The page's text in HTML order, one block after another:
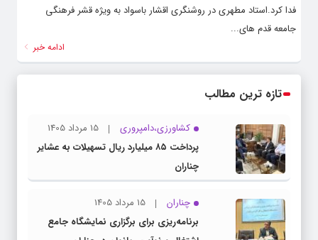
فدا کرد.استاد مطهری در روشنگری اقشار باسواد به ویژه قشر فرهنگی
جامعه قدم های...
ادامه خبر
تازه ترین مطالب
کشاورزی،دامپروری
15 مرداد 1405
پرداخت ۸۵ میلیارد ریال تسهیلات به عشایر
چناران
چناران
15 مرداد 1405
برنامه‌ریزی برای برگزاری نمایشگاه جامع